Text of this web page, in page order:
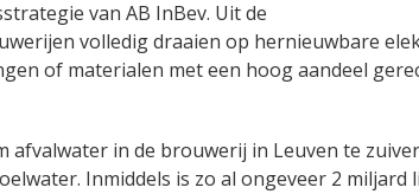
van AB InBev. Uit de
volledig draaien op hernieuwbare
of materialen met een hoog aandeel
afvalwater in de brouwerij in Leuven te
Inmiddels is zo al ongeveer 2 miljard